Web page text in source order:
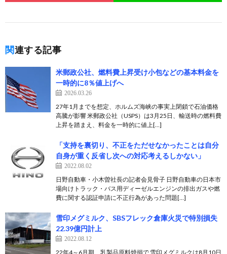
関連する記事
米郵政公社、燃料費上昇受け小包などの基本料金を
一時的に8％値上げへ
2026.03.26
27年1月までを想定、ホルムズ海峡の事実上閉鎖で石油価格
高騰が影響 米郵政公社（USPS）は3月25日、輸送時の燃料費
上昇を踏まえ、料金を一時的に値上[…]
「支持を裏切り、不正をただせなかったことは自分
自身が重く反省し次への対応考えるしかない」
2022.08.02
日野自動車・小木曽社長の記者会見骨子 日野自動車の日本市
場向けトラック・バス用ディーゼルエンジンの排出ガスや燃
費に関する認証申請に不正行為があった問題[…]
雪印メグミルク、SBSフレック倉庫火災で特別損失
22.39億円計上
2022.08.12
22年4～6月期、乳製品原料焼損で 雪印メグミルクは8月10日